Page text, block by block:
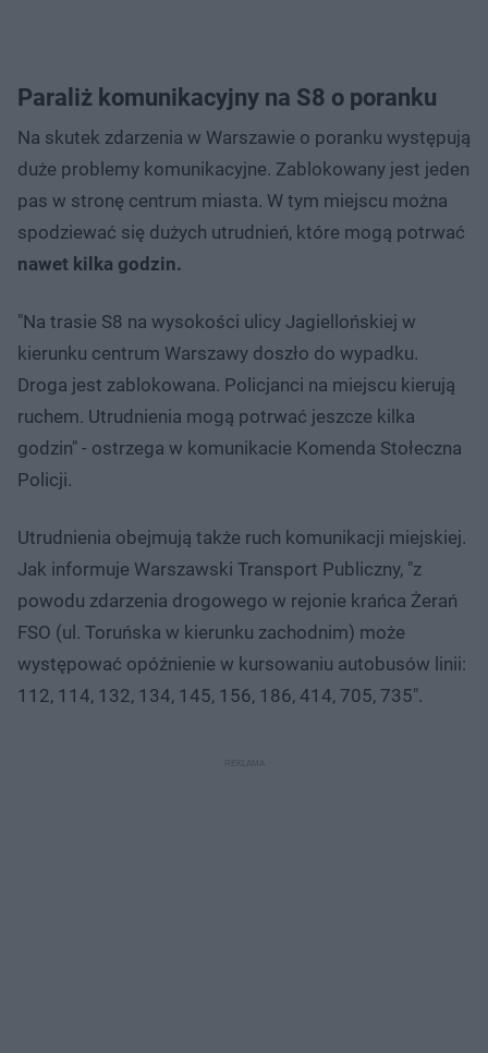
Paraliż komunikacyjny na S8 o poranku
Na skutek zdarzenia w Warszawie o poranku występują
duże problemy komunikacyjne. Zablokowany jest jeden
pas w stronę centrum miasta. W tym miejscu można
spodziewać się dużych utrudnień, które mogą potrwać
nawet kilka godzin.
"Na trasie S8 na wysokości ulicy Jagiellońskiej w
kierunku centrum Warszawy doszło do wypadku.
Droga jest zablokowana. Policjanci na miejscu kierują
ruchem. Utrudnienia mogą potrwać jeszcze kilka
godzin" - ostrzega w komunikacie Komenda Stołeczna
Policji.
Utrudnienia obejmują także ruch komunikacji miejskiej.
Jak informuje Warszawski Transport Publiczny, "z
powodu zdarzenia drogowego w rejonie krańca Żerań
FSO (ul. Toruńska w kierunku zachodnim) może
występować opóźnienie w kursowaniu autobusów linii:
112, 114, 132, 134, 145, 156, 186, 414, 705, 735".